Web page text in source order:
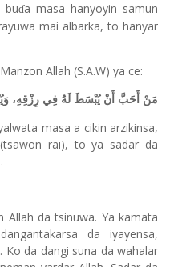
buɗa masa hanyoyin samun
mai albarka, to hanyar
Allah (S.A.W) ya ce:
مَنْ أَحَبَّ أَنْ يُبْسَطَ لَهُ فِي رِزْقِهِ،
masa a cikin arzikinsa,
rai), to ya sadar da
Allah da tsinuwa. Ya kamata
da iyayensa,
Ko da dangi suna da wahalar